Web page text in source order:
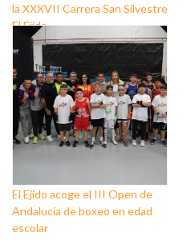
la XXXVII Carrera San Silvestre
El Ejido
El Ejido acoge el III Open de
Andalucía de boxeo en edad
escolar